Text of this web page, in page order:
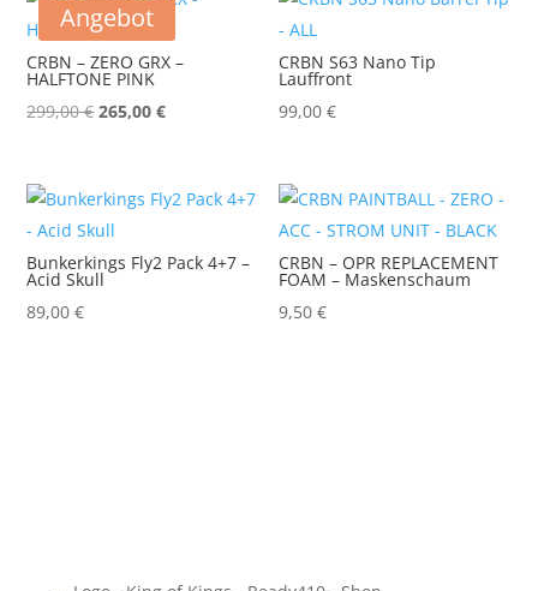
Angebot
CRBN – ZERO GRX –
HALFTONE PINK
299,00€Ursprünglicher
299,00 €
265,00€Aktueller
265,00 €.
CRBN S63 Nano Tip
Lauffront
99,00€
Bunkerkings Fly2 Pack 4+7 –
Acid Skull
89,00€
CRBN – OPR REPLACEMENT
FOAM – Maskenschaum
9,50€